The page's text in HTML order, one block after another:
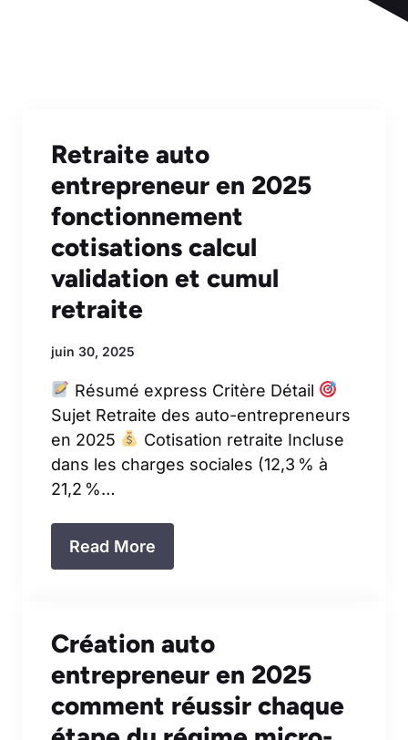
Retraite auto
entrepreneur en 2025
fonctionnement
cotisations calcul
validation et cumul
retraite
juin 30, 2025
Résumé express Critère Détail
Sujet Retraite des auto-entrepreneurs
en 2025
Cotisation retraite Incluse
dans les charges sociales (12,3 % à
21,2 %…
Read More
Création auto
entrepreneur en 2025
comment réussir chaque